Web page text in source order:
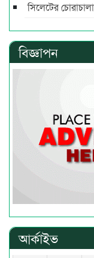
সিলেটের
বিজ্ঞাপন
আর্কাইভ